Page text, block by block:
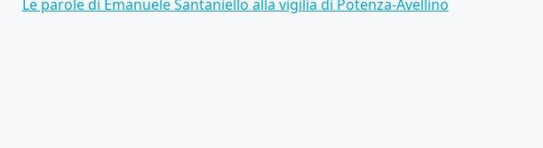
Le parole di Emanuele Santaniello alla vigilia di Potenza-Avellino